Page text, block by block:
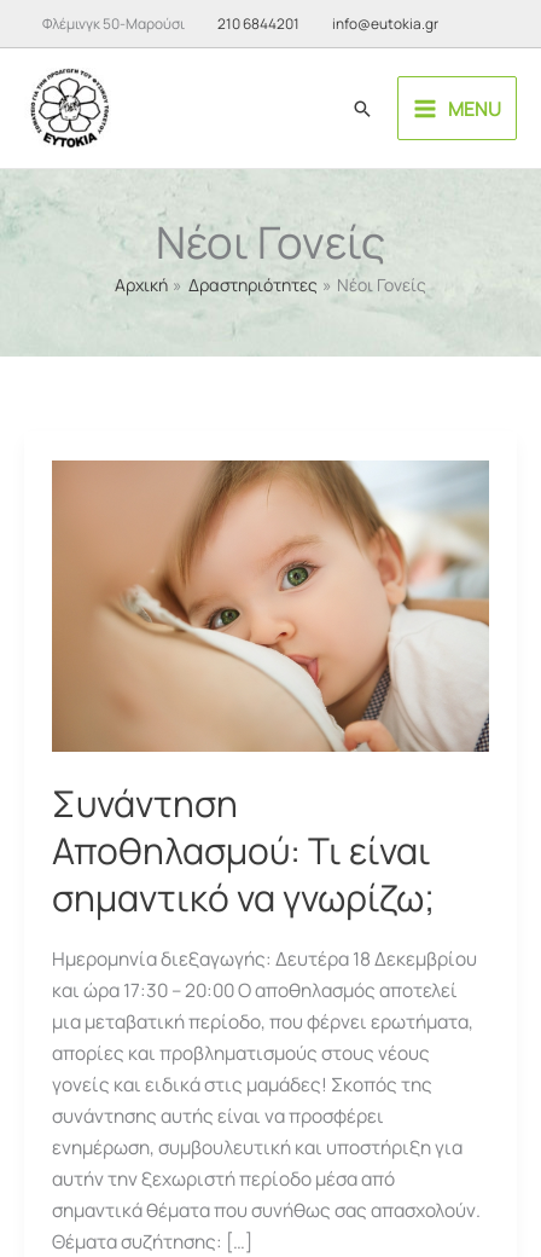
Μετάβαση
στο
περιεχόμενο
Φλέμινγκ 50-Μαρούσι 210 6844201 info@eutokia.gr
ΑναζήτησηMENU
Νέοι Γονείς
Αρχική Δραστηριότητες Νέοι Γονείς
Συνάντηση
Αποθηλασμού: Τι είναι
σημαντικό να γνωρίζω;
Ημερομηνία διεξαγωγής: Δευτέρα 18 Δεκεμβρίου
και ώρα 17:30 – 20:00 Ο αποθηλασμός αποτελεί
μια μεταβατική περίοδο, που φέρνει ερωτήματα,
απορίες και προβληματισμούς στους νέους
γονείς και ειδικά στις μαμάδες! Σκοπός της
συνάντησης αυτής είναι να προσφέρει
ενημέρωση, συμβουλευτική και υποστήριξη για
αυτήν την ξεχωριστή περίοδο μέσα από
σημαντικά θέματα που συνήθως σας απασχολούν.
Θέματα συζήτησης: […]